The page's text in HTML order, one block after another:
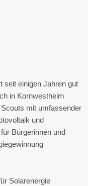
seit einigen Jahren gut
in Kornwestheim
mit umfassender
und
Bürgerinnen und
Solarenergie